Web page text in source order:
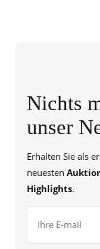
Nichts
unser
Erhalten Sie als
neuesten
Highlights.